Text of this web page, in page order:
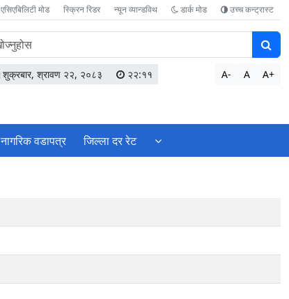
एसिएबिलिटी मोड स्क्रिन रिडर न्यून व्यान्डविथ डार्क मोड उच्च कन्ट्रास्ट
शुक्रबार, श्रावण २२, २०८३ २२:११ A- A A+
नागरिक वडापत्र जिल्ला दर रेट